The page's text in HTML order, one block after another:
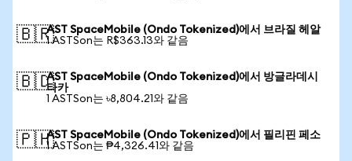
🇧🇷AST SpaceMobile (Ondo Tokenized)에서 브라질 헤알
1 ASTSon는 R$363.13와 같음
🇧🇩AST SpaceMobile (Ondo Tokenized)에서 방글라데시
타카
1 ASTSon는 ৳8,804.21와 같음
🇵🇭AST SpaceMobile (Ondo Tokenized)에서 필리핀 페소
1 ASTSon는 ₱4,326.41와 같음